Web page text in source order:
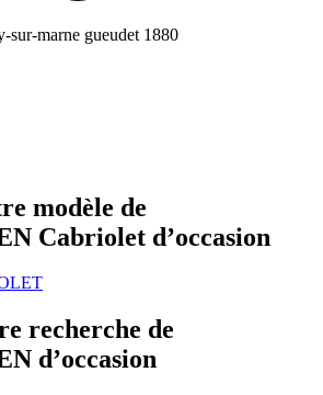
sur-marne gueudet 1880
modèle de
Cabriolet d’occasion
recherche de
d’occasion